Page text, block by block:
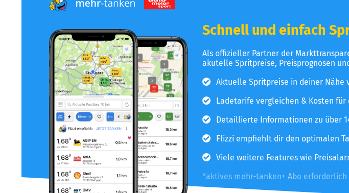
Schnell und einfach
Als offizieller Partner der
akutelle Spritpreise, Preisprognosen
Aktuelle Spritpreise in deiner Nähe
Ladetarife vergleichen & Kosten für
Detaillierte Informationen zu über
Flizzi empfiehlt dir den optimalen
Viele weitere Features wie
*aktives mehr-tanken+ Abo erforderlich